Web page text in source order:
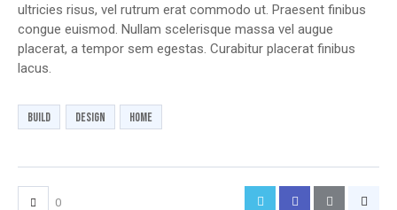
ultricies risus, vel rutrum erat commodo ut. Praesent finibus
congue euismod. Nullam scelerisque massa vel augue
placerat, a tempor sem egestas. Curabitur placerat finibus
lacus.
build design home
0